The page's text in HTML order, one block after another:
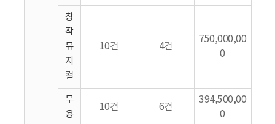
창
작
뮤
지
컬
10건 4건
750,000,00
0
무
용
10건 6건
394,500,00
0